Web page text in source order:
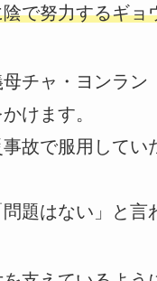
で努力するギョ
チャ・ヨンラン
けます。
事故で服用して
題はない」と言